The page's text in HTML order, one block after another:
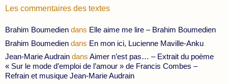
Les commentaires des textes
Brahim Boumedien dans Elle aime me lire – Brahim Boumedien
Brahim Boumedien dans En mon ici, Lucienne Maville-Anku
Jean-Marie Audrain dans Aimer n’est pas… – Extrait du poème
« Sur le mode d’emploi de l’amour » de Francis Combes –
Refrain et musique Jean-Marie Audrain